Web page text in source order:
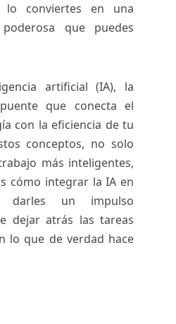
conviertes en una
que puedes
artificial (IA), la
que conecta el
con la eficiencia de tu
conceptos, no solo
más inteligentes,
cómo integrar la IA en
darles un impulso
dejar atrás las tareas
lo que de verdad hace